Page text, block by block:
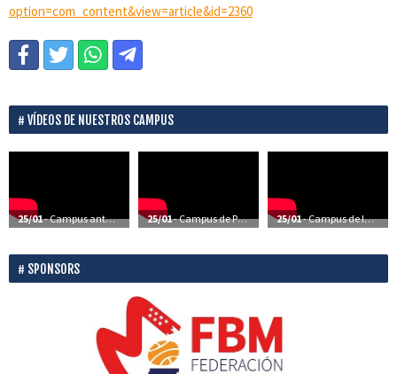
option=com_content&view=article&id=2360
VÍDEOS DE NUESTROS CAMPUS
25/01- Campus anteriores – Vídeos 25/01- Campus de Perfeccionamiento – Vídeos 25/01- Campus de Iniciación – Vídeos
SPONSORS